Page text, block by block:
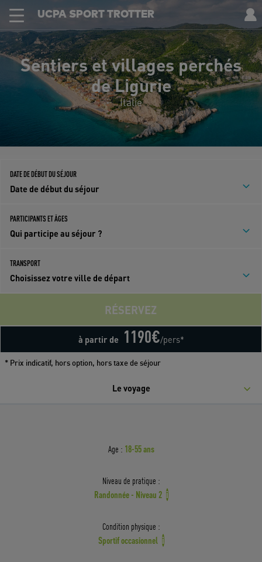
UCPA SPORT TROTTER
Sentiers et villages perchés
de Ligurie
Italie
DATE DE DÉBUT DU SÉJOUR
Date de début du séjour
PARTICIPANTS ET ÂGES
Qui participe au séjour ?
TRANSPORT
Choisissez votre ville de départ
à partir de 1190€/pers*
RÉSERVEZ
* Prix indicatif, hors option, hors taxe de séjour
Le voyage
Age : 18-55 ans
Niveau de pratique :
Randonnée - Niveau 2 i
Condition physique :
Sportif occasionnel i